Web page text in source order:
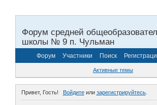
Форум средней
школы № 9 п. Чульман
Форум Участники Поиск
Активные темы
Привет, Гость! Войдитеили зарегистрируйтесь.